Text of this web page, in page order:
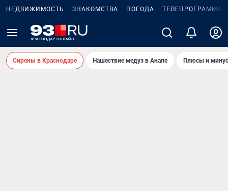
НЕДВИЖИМОСТЬ ЗНАКОМСТВА ПОГОДА ТЕЛЕПРОГРАММА
Сирены в Краснодаре Нашествие медуз в Анапе Плюсы и